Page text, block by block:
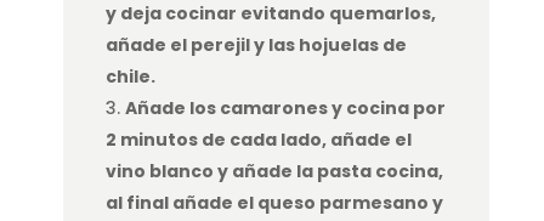
y deja cocinar evitando quemarlos,
añade el perejil y las hojuelas de
chile.
Añade los camarones y cocina por
2 minutos de cada lado, añade el
vino blanco y añade la pasta cocina,
al final añade el queso parmesano y